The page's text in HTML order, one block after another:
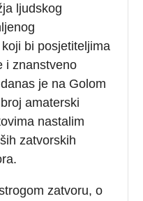
ljudskog
bi posjetiteljima
i znanstveno
je na Golom
amaterski
nastalim
zatvorskih
zatvoru, o